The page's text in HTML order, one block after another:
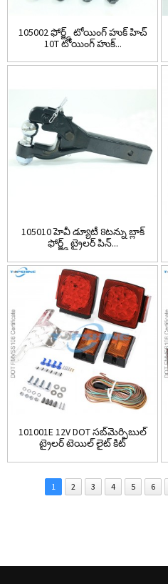
105002 ఫోర్జ్డ్ టోయింగ్ హుక్ హిచ్
10T టోయింగ్ హుక్...
105010 హెవీ డ్యూటీ 8టన్ను బ్లాక్
ఫోర్జ్డ్ ట్రైలర్ పిన్...
101001E 12V DOT సబ్‌మెర్సిబుల్
ట్రైలర్ టెయిల్ లైట్ కిట్
1 2 3 4 5 6